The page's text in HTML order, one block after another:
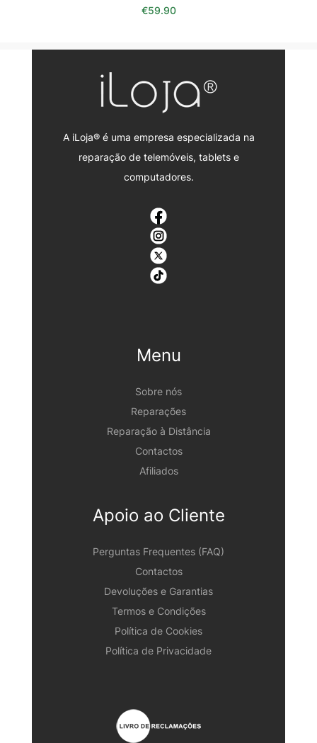
€59.90
A iLoja® é uma empresa especializada na
reparação de telemóveis, tablets e
computadores.
Menu
Sobre nós
Reparações
Reparação à Distância
Contactos
Afiliados
Apoio ao Cliente
Perguntas Frequentes (FAQ)
Contactos
Devoluções e Garantias
Termos e Condições
Política de Cookies
Política de Privacidade